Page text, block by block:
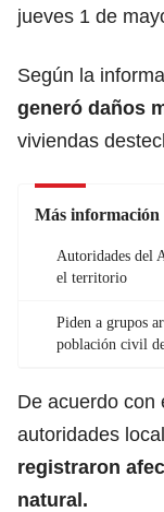
jueves 1 de
Según la
generó daños
viviendas
Más información
Autoridades del
el territorio
Piden a grupos
población civil
De acuerdo con
autoridades
registraron
natural.